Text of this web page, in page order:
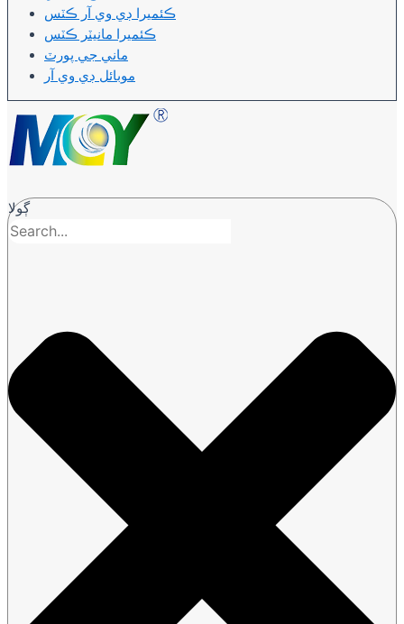
ڪئميرا ڊي وي آر ڪٽس
ڪئميرا مانيٽر ڪٽس
ماني جي پورٽ
موبائل ڊي وي آر
ڳولا